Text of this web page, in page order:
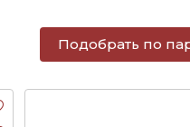
Подобрать по